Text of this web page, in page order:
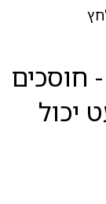
חוסכים
יכול